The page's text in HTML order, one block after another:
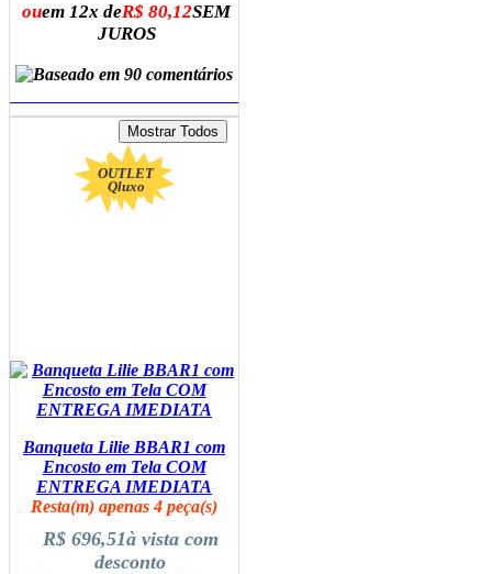
ouem 12x deR$ 80,12SEM
JUROS
OUTLET
Qluxo
Banqueta Lilie BBAR1 com
Encosto em Tela COM
ENTREGA IMEDIATA
Resta(m) apenas 4 peça(s)
R$ 696,51à vista com
desconto